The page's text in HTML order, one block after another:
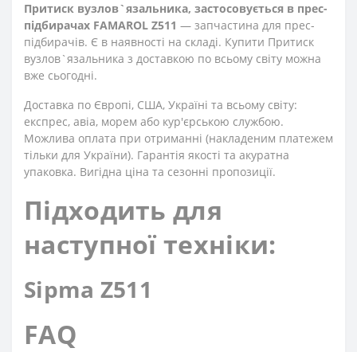
Притиск вузлов`язальника, застосовується в прес-
підбирачах FAMAROL Z511 — запчастина для прес-
підбирачів. Є в наявності на складі. Купити Притиск
вузлов`язальника з доставкою по всьому світу можна
вже сьогодні.
Доставка по Європі, США, Україні та всьому світу:
експрес, авіа, морем або кур'єрською службою.
Можлива оплата при отриманні (накладеним платежем
тільки для України). Гарантія якості та акуратна
упаковка. Вигідна ціна та сезонні пропозиції.
Підходить для
наступної техніки:
Sipma Z511
FAQ